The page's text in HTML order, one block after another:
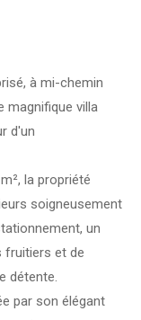
à mi-chemin
magnifique villa
d'un
la propriété
soigneusement
un
fruitiers et de
détente.
par son élégant